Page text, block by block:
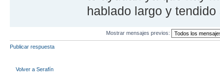
hablado largo y
Mostrar mensajes previos:
Publicar respuesta
Volver a Serafín